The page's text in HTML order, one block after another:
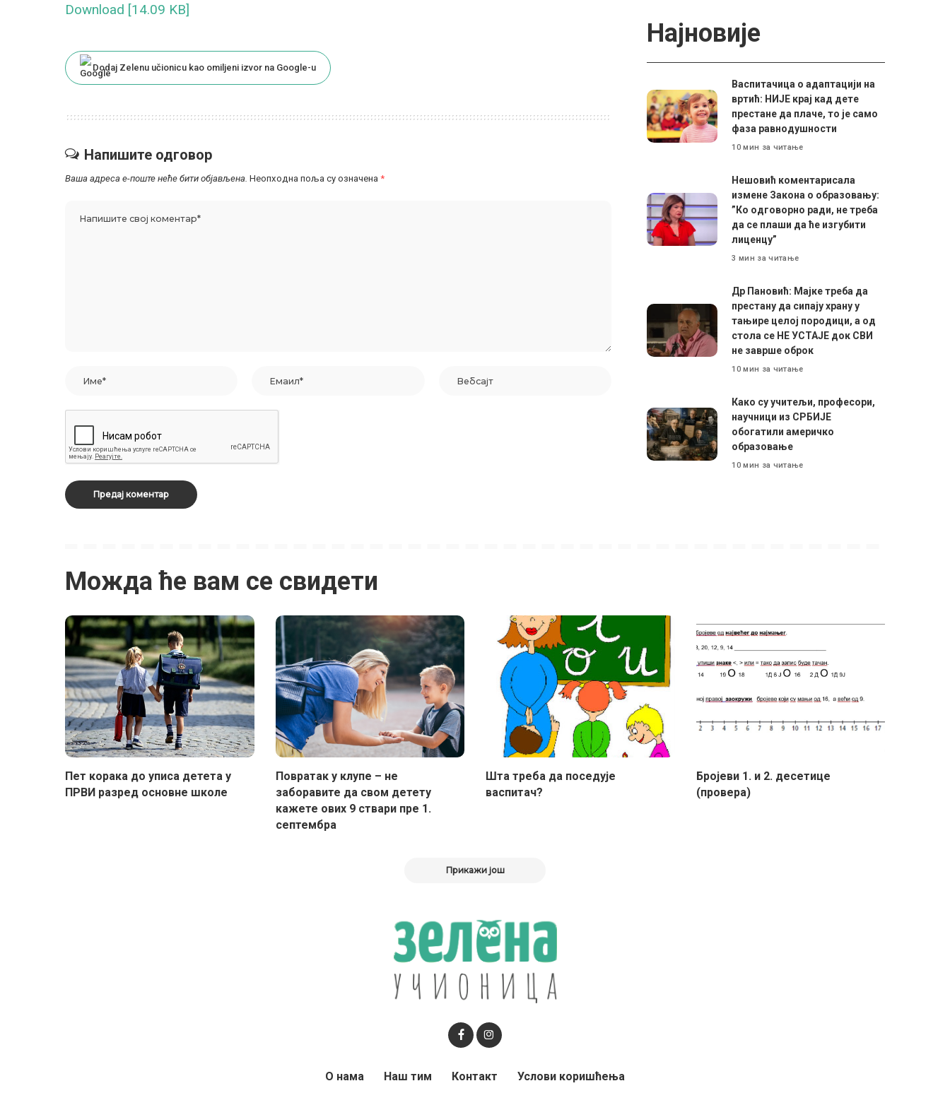
Download [14.09 KB]
Dodaj Zelenu učionicu kao omiljeni izvor na Google-u
Напишите одговор
Ваша адреса е-поште неће бити објављена. Неопходна поља су означена *
Најновије
Васпитачица о адаптацији на
вртић: НИЈЕ крај кад дете
престане да плаче, то је само
фаза равнодушности
10 мин за читање
Нешовић коментарисала
измене Закона о образовању:
”Ко одговорно ради, не треба
да се плаши да ће изгубити
лиценцу”
3 мин за читање
Др Пановић: Мајке треба да
престану да сипају храну у
тањире целој породици, а од
стола се НЕ УСТАЈЕ док СВИ
не заврше оброк
10 мин за читање
Како су учитељи, професори,
научници из СРБИЈЕ
обогатили америчко
образовање
10 мин за читање
Можда ће вам се свидети
Пет корака до уписа детета у
ПРВИ разред основне школе
Повратак у клупе – не
заборавите да свом детету
кажете ових 9 ствари пре 1.
септембра
Шта треба да поседује
васпитач?
Бројеви 1. и 2. десетице
(провера)
Прикажи још
О нама Наш тим Контакт Услови коришћења